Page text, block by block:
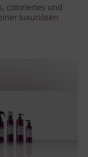
coloriertes und
luxuriösen